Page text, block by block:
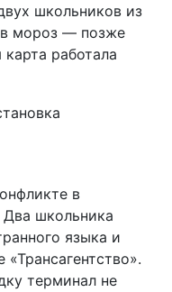
школьников из
в мороз — позже
работала
в
школьника
языка и
терминал не